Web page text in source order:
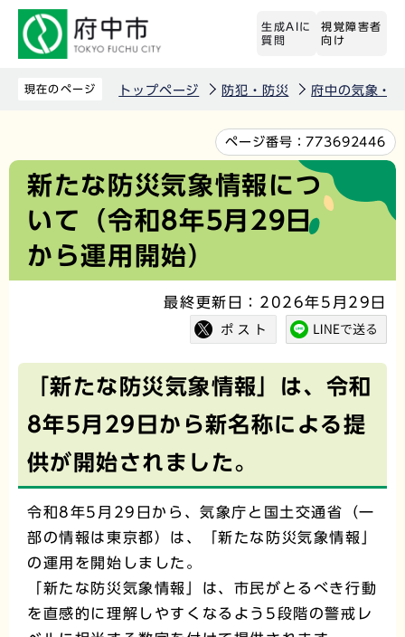
先
生成AIに
質問
視覚障害者
向け
現在のページ トップページ 防犯・防災 府中の気象・
文
ページ番号：773692446
新たな防災気象情報につ
いて（令和8年5月29日
から運用開始）
最終更新日：2026年5月29日
「新たな防災気象情報」は、令和
8年5月29日から新名称による提
供が開始されました。
令和8年5月29日から、気象庁と国土交通省（一
部の情報は東京都）は、「新たな防災気象情報」
の運用を開始しました。
「新たな防災気象情報」は、市民がとるべき行動
を直感的に理解しやすくなるよう5段階の警戒レ